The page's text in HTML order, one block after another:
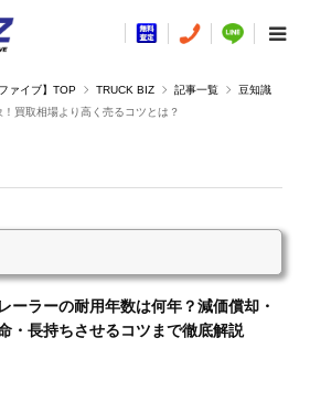
TRUCK BIZ 記事一覧
豆知識
買取相場より高く売るコツとは？
ーラーの耐用年数は何年？減価償却・
・長持ちさせるコツまで徹底解説